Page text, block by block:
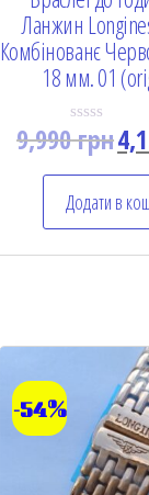
Ланжин
Комбінованє
18 мм. 01
R
a
d
0
o
u
9,990грн
Додати в
-54%